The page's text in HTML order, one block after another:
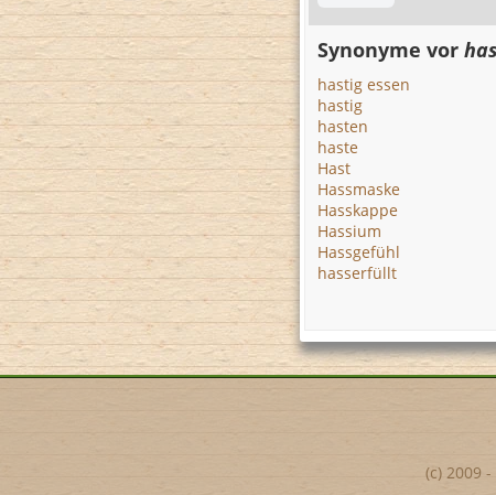
Synonyme vor
hastig essen
hastig
hasten
haste
Hast
Hassmaske
Hasskappe
Hassium
Hassgefühl
hasserfüllt
(c) 2009